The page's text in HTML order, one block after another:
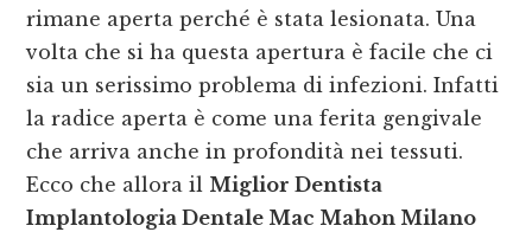
rimane aperta perché è stata lesionata. Una
volta che si ha questa apertura è facile che ci
sia un serissimo problema di infezioni. Infatti
la radice aperta è come una ferita gengivale
che arriva anche in profondità nei tessuti.
Ecco che allora il Miglior Dentista
Implantologia Dentale Mac Mahon Milano